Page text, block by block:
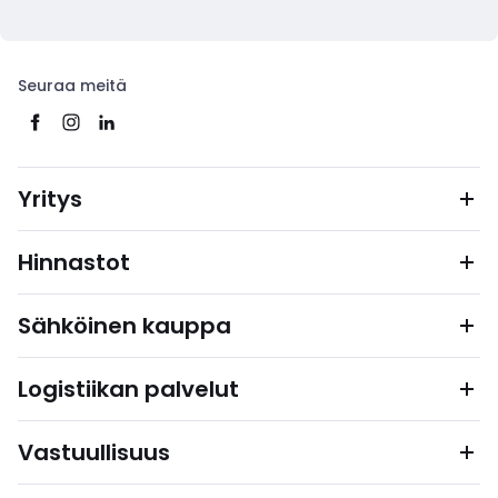
Seuraa meitä
Yritys
Hinnastot
Sähköinen kauppa
Logistiikan palvelut
Vastuullisuus